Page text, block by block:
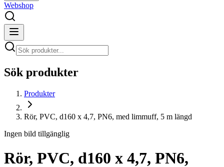
Webshop
Sök produkter
Produkter
Rör, PVC, d160 x 4,7, PN6, med limmuff, 5 m längd
Ingen bild tillgänglig
Rör, PVC, d160 x 4,7, PN6,